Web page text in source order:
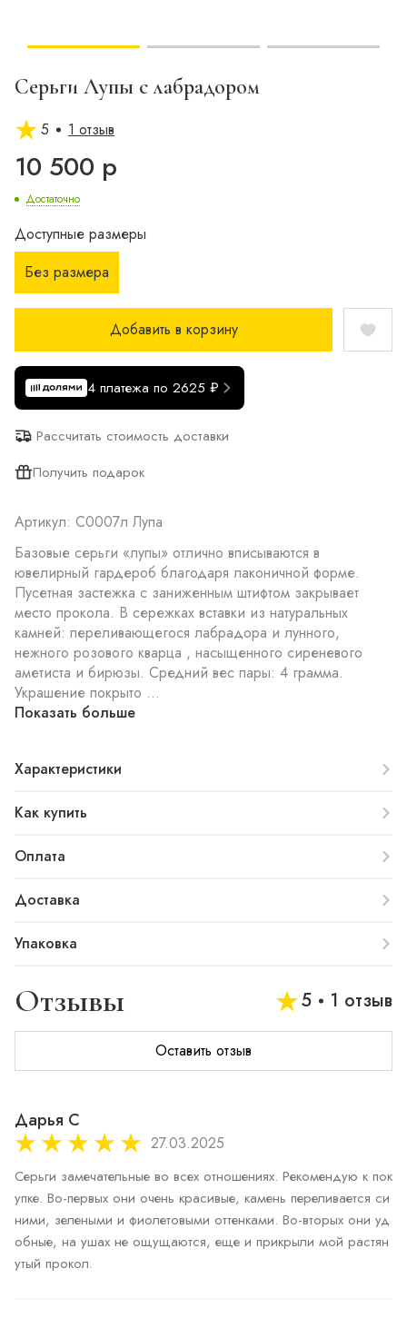
Серьги Лупы с лабрадором
5 1 отзыв
10 500 р
Достаточно
Доступные размеры
Без размера
Добавить в корзину
4 платежа по 2625 ₽
Рассчитать стоимость доставки
Получить подарок
Артикул: С0007л Лупа
Базовые серьги «лупы» отлично вписываются в
ювелирный гардероб благодаря лаконичной форме.
Пусетная застежка с заниженным штифтом закрывает
место прокола. В сережках вставки из натуральных
камней: переливающегося лабрадора и лунного,
нежного розового кварца , насыщенного сиреневого
аметиста и бирюзы. Средний вес пары: 4 грамма.
Украшение покрыто ...
Показать больше
Характеристики
Как купить
Оплата
Доставка
Упаковка
Отзывы 5 1 отзыв
Оставить отзыв
Дарья С
27.03.2025
Серьги замечательные во всех отношениях. Рекомендую к пок
упке. Во-первых они очень красивые, камень переливается си
ними, зелеными и фиолетовыми оттенками. Во-вторых они уд
обные, на ушах не ощущаются, еще и прикрыли мой растян
утый прокол.